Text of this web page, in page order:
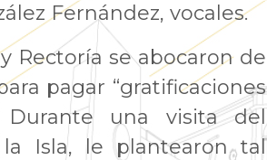
Fernández, vocales.
Rectoría se abocaron de
pagar “gratificaciones
una visita del
la Isla, le plantearon tal